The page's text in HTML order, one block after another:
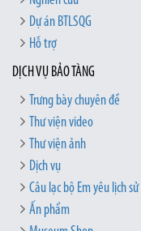
Dự án BTLSQG
Hỗ trợ
DỊCH VỤ BẢO TÀNG
Trưng bày chuyên đề
Thư viện video
Thư viện ảnh
Dịch vụ
Câu lạc bộ Em yêu lịch sử
Ấn phẩm